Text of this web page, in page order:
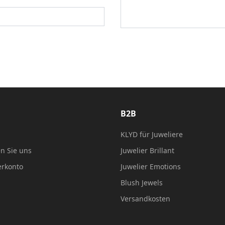
Sie uns
B2B
KLYD für Juweliere
Juwelier Brillant
Juwelier Emotions
Blush Jewels
Versandkosten